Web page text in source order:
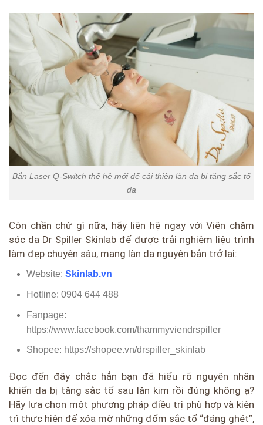
Bắn Laser Q-Switch thế hệ mới để cải thiện làn da bị tăng sắc tố
da
Còn chần chừ gì nữa, hãy liên hệ ngay với Viện chăm
sóc da Dr Spiller Skinlab để được trải nghiệm liệu trình
làm đẹp chuyên sâu, mang làn da nguyên bản trở lại:
Website: Skinlab.vn
Hotline: 0904 644 488
Fanpage:
https://www.facebook.com/thammyviendrspiller
Shopee: https://shopee.vn/drspiller_skinlab
Đọc đến đây chắc hẳn bạn đã hiểu rõ nguyên nhân
khiến da bị tăng sắc tố sau lăn kim rồi đúng không ạ?
Hãy lựa chọn một phương pháp điều trị phù hợp và kiên
trì thực hiện để xóa mờ những đốm sắc tố “đáng ghét”,